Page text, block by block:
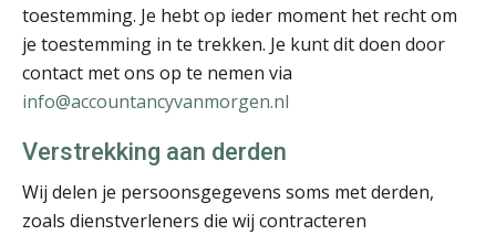
toestemming. Je hebt op ieder moment het recht om
je toestemming in te trekken. Je kunt dit doen door
contact met ons op te nemen via
info@accountancyvanmorgen.nl
Verstrekking aan derden
Wij delen je persoonsgegevens soms met derden,
zoals dienstverleners die wij contracteren
Alex Schrijver